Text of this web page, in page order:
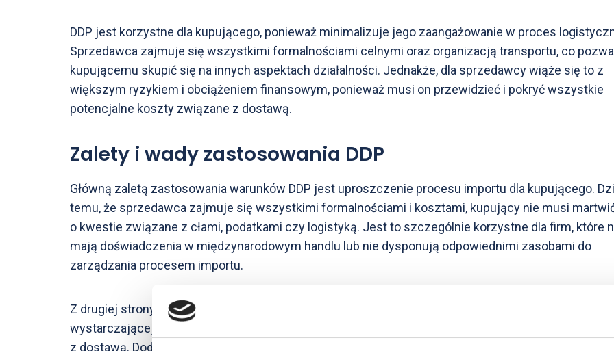
DDP jest korzystne dla kupującego, ponieważ minimalizuje jego zaangażowanie w proces
Sprzedawca zajmuje się wszystkimi formalnościami celnymi oraz organizacją transportu, co
kupującemu skupić się na innych aspektach działalności. Jednakże, dla sprzedawcy wiąże się to z
większym ryzykiem i obciążeniem finansowym, ponieważ musi on przewidzieć i pokryć wszystkie
potencjalne koszty związane z dostawą.
Zalety i wady zastosowania DDP
Główną zaletą zastosowania warunków DDP jest uproszczenie procesu importu dla kupującego.
temu, że sprzedawca zajmuje się wszystkimi formalnościami i kosztami, kupujący nie musi
o kwestie związane z cłami, podatkami czy logistyką. Jest to szczególnie korzystne dla firm, które
mają doświadczenia w międzynarodowym handlu lub nie dysponują odpowiednimi zasobami do
zarządzania procesem importu.
Z drugiej strony, DDP może być mniej atrakcyjne dla sprzedawcy, zwłaszcza jeśli nie posiada on
wystarczającej wiedzy o rynku docelowym lub nie ma pewności co do dokładnych kosztów
z dostawą. Dodatkowe ryzyko i koszty mogą wpłynąć na marżę zysku, a także na zdolność do